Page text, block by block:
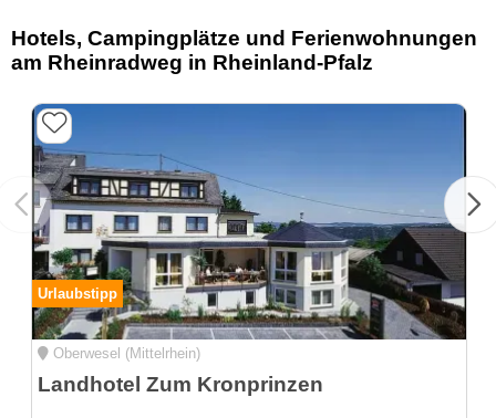
Hotels, Campingplätze und Ferienwohnungen
am Rheinradweg in Rheinland-Pfalz
Urlaubstipp
Oberwesel (Mittelrhein)
Landhotel Zum Kronprinzen